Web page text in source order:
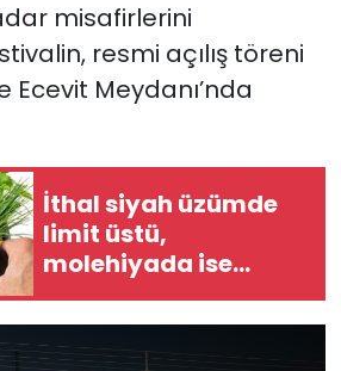
misafirlerini
resmi açılış töreni
Ecevit Meydanı’nda
İthal siyah üzümde
limit üstü,
molehiyada ise
tavsiye dışı bitki
koruma ürünü tespit
edildi